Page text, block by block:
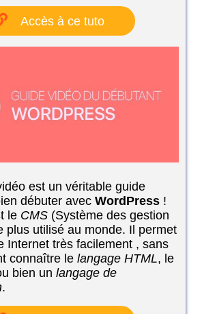
Formation
Logiciel
Accès à ce tuto
est un véritable guide
débuter avec WordPress!
le CMS (Système des gestion
plus utilisé au monde. Il permet
Internet très facilement , sans
connaître lelangage HTML, le
bien un langage de
.